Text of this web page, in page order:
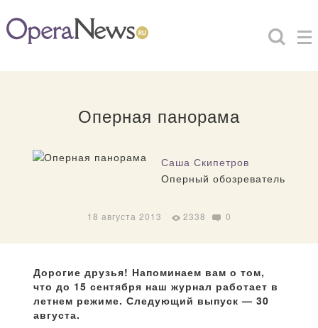
Оперная панорама
Саша Скипетров
Оперный обозреватель
18 августа 2013 2338 0
Дорогие друзья! Напоминаем вам о том,
что до 15 сентября наш журнал работает в
летнем режиме. Следующий выпуск — 30
августа.